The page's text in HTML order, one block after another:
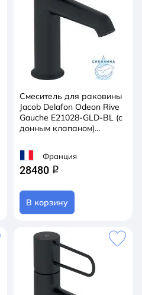
Смеситель для раковины
Jacob Delafon Odeon Rive
Gauche E21028-GLD-BL (с
донным клапаном)
Франция
28480 q
В корзину